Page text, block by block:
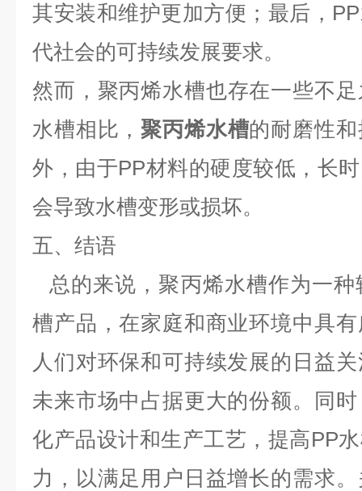
其安装和维护更加方便；最后，
代社会的可持续发展要求。
然而， 聚丙烯水槽也存在一些不
水槽相比，聚丙烯水槽的耐磨性
外，由于PP材料的硬度较低，长
会导致水槽变形或损坏。
五、结语
总的来说，聚丙烯水槽作为一
槽产品，在家庭和商业环境中具
人们对环保和可持续发展的日益
未来市场中占据更大的份额。同
化产品设计和生产工艺，提高PP
力，以满足用户日益增长的需求。